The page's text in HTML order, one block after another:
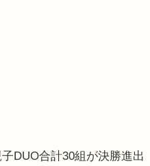
DUO合計30組が決勝進出